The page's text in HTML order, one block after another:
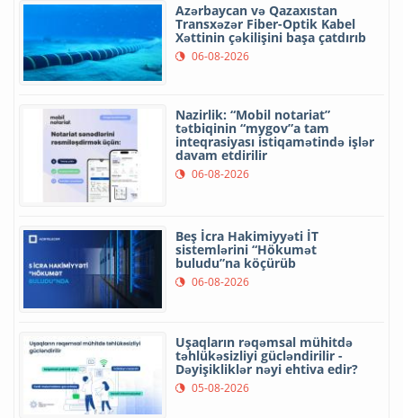
Azərbaycan və Qazaxıstan
Transxəzər Fiber-Optik Kabel
Xəttinin çəkilişini başa çatdırıb
06-08-2026
Nazirlik: “Mobil notariat”
tətbiqinin “mygov”a tam
inteqrasiyası istiqamətində işlər
davam etdirilir
06-08-2026
Beş İcra Hakimiyyəti İT
sistemlərini “Hökumət
buludu”na köçürüb
06-08-2026
Uşaqların rəqəmsal mühitdə
təhlükəsizliyi gücləndirilir -
Dəyişikliklər nəyi ehtiva edir?
05-08-2026